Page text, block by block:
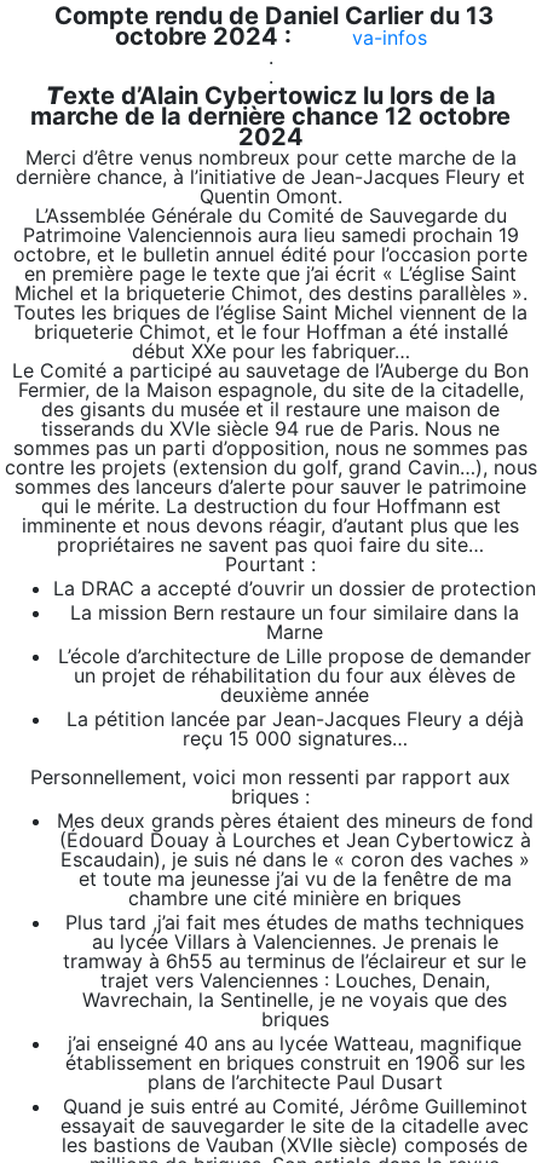
Compte rendu de Daniel Carlier du 13
octobre 2024 :
va-infos
.
.
Texte d’Alain Cybertowicz lu lors de la
marche de la dernière chance 12 octobre
2024
Merci d’être venus nombreux pour cette marche de la
dernière chance, à l’initiative de Jean-Jacques Fleury et
Quentin Omont.
L’Assemblée Générale du Comité de Sauvegarde du
Patrimoine Valenciennois aura lieu samedi prochain 19
octobre, et le bulletin annuel édité pour l’occasion porte
en première page le texte que j’ai écrit « L’église Saint
Michel et la briqueterie Chimot, des destins parallèles ».
Toutes les briques de l’église Saint Michel viennent de la
briqueterie Chimot, et le four Hoffman a été installé
début XXe pour les fabriquer…
Le Comité a participé au sauvetage de l’Auberge du Bon
Fermier, de la Maison espagnole, du site de la citadelle,
des gisants du musée et il restaure une maison de
tisserands du XVIe siècle 94 rue de Paris. Nous ne
sommes pas un parti d’opposition, nous ne sommes pas
contre les projets (extension du golf, grand Cavin…), nous
sommes des lanceurs d’alerte pour sauver le patrimoine
qui le mérite. La destruction du four Hoffmann est
imminente et nous devons réagir, d’autant plus que les
propriétaires ne savent pas quoi faire du site…
Pourtant :
La DRAC a accepté d’ouvrir un dossier de protection
La mission Bern restaure un four similaire dans la
Marne
L’école d’architecture de Lille propose de demander
un projet de réhabilitation du four aux élèves de
deuxième année
La pétition lancée par Jean-Jacques Fleury a déjà
reçu 15 000 signatures…
Personnellement, voici mon ressenti par rapport aux
briques :
Mes deux grands pères étaient des mineurs de fond
(Édouard Douay à Lourches et Jean Cybertowicz à
Escaudain), je suis né dans le « coron des vaches »
et toute ma jeunesse j’ai vu de la fenêtre de ma
chambre une cité minière en briques
Plus tard ,j’ai fait mes études de maths techniques
au lycée Villars à Valenciennes. Je prenais le
tramway à 6h55 au terminus de l’éclaireur et sur le
trajet vers Valenciennes : Louches, Denain,
Wavrechain, la Sentinelle, je ne voyais que des
briques
j’ai enseigné 40 ans au lycée Watteau, magnifique
établissement en briques construit en 1906 sur les
plans de l’architecte Paul Dusart
Quand je suis entré au Comité, Jérôme Guilleminot
essayait de sauvegarder le site de la citadelle avec
les bastions de Vauban (XVIIe siècle) composés de